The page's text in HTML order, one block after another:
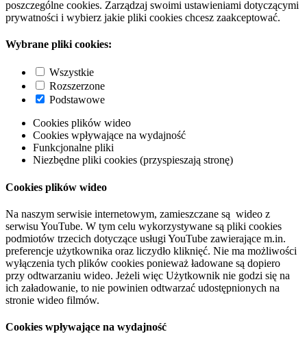
poszczególne cookies. Zarządzaj swoimi ustawieniami dotyczącymi
prywatności i wybierz jakie pliki cookies chcesz zaakceptować.
Wybrane pliki cookies:
Wszystkie
Rozszerzone
Podstawowe
Cookies plików wideo
Cookies wpływające na wydajność
Funkcjonalne pliki
Niezbędne pliki cookies (przyspieszają stronę)
Cookies plików wideo
Na naszym serwisie internetowym, zamieszczane są wideo z
serwisu YouTube. W tym celu wykorzystywane są pliki cookies
podmiotów trzecich dotyczące usługi YouTube zawierające m.in.
preferencje użytkownika oraz liczydło kliknięć. Nie ma możliwości
wyłączenia tych plików cookies ponieważ ładowane są dopiero
przy odtwarzaniu wideo. Jeżeli więc Użytkownik nie godzi się na
ich załadowanie, to nie powinien odtwarzać udostępnionych na
stronie wideo filmów.
Cookies wpływające na wydajność